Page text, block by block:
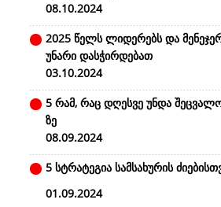
08.10.2024
2025 წელს ლიდერებს და
უნარი დასჭირდებათ
03.10.2024
5 რამ, რაც დღესვე უნდა
ზე
08.09.2024
5 სტრატეგია სამსახურის
01.09.2024